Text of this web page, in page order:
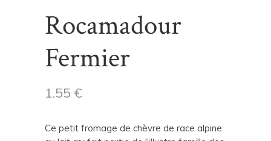
Rocamadour
Fermier
1.55 €
Ce petit fromage de chèvre de race alpine